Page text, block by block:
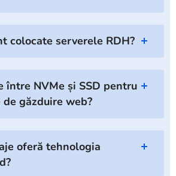
colocate serverele RDH?
între NVMe și SSD pentru
găzduire web?
oferă tehnologia